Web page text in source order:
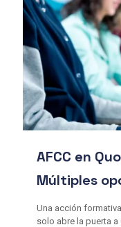
AFCC en
Múltiples
Una acción
solo abre la puerta